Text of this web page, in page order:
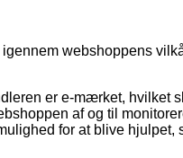
webshoppens
er e-mærket, hvilket
af og til
for at blive hjulpet,